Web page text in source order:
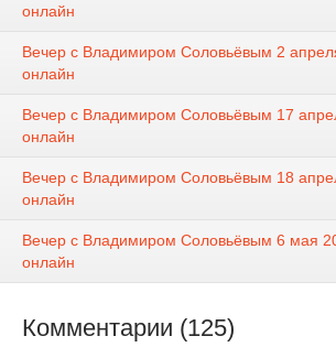
онлайн
Вечер с Владимиром Соловьёвым 2
онлайн
Вечер с Владимиром Соловьёвым 17
онлайн
Вечер с Владимиром Соловьёвым 18
онлайн
Вечер с Владимиром Соловьёвым 6 мая
онлайн
Комментарии (125)